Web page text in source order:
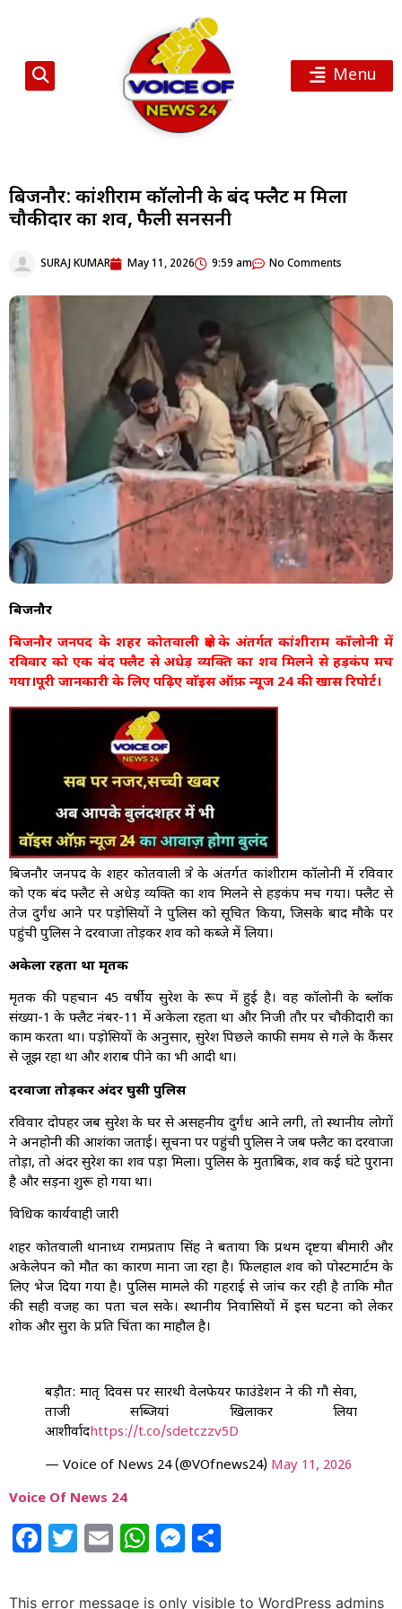
Menu
बिजनौर: कांशीराम कॉलोनी के बंद फ्लैट में मिला
चौकीदार का शव, फैली सनसनी
SURAJ KUMAR May 11, 2026 9:59 am No Comments
बिजनौर
बिजनौर जनपद के शहर कोतवाली क्षेत्र के अंतर्गत कांशीराम कॉलोनी में
रविवार को एक बंद फ्लैट से अधेड़ व्यक्ति का शव मिलने से हड़कंप मच
गया।पूरी जानकारी के लिए पढ़िए वाॅइस ऑफ़ न्यूज 24 की खास रिपोर्ट।
बिजनौर जनपद के शहर कोतवाली क्षेत्र के अंतर्गत कांशीराम कॉलोनी में रविवार
को एक बंद फ्लैट से अधेड़ व्यक्ति का शव मिलने से हड़कंप मच गया। फ्लैट से
तेज दुर्गंध आने पर पड़ोसियों ने पुलिस को सूचित किया, जिसके बाद मौके पर
पहुंची पुलिस ने दरवाजा तोड़कर शव को कब्जे में लिया।
अकेला रहता था मृतक
मृतक की पहचान 45 वर्षीय सुरेश के रूप में हुई है। वह कॉलोनी के ब्लॉक
संख्या-1 के फ्लैट नंबर-11 में अकेला रहता था और निजी तौर पर चौकीदारी का
काम करता था। पड़ोसियों के अनुसार, सुरेश पिछले काफी समय से गले के कैंसर
से जूझ रहा था और शराब पीने का भी आदी था।
दरवाजा तोड़कर अंदर घुसी पुलिस
रविवार दोपहर जब सुरेश के घर से असहनीय दुर्गंध आने लगी, तो स्थानीय लोगों
ने अनहोनी की आशंका जताई। सूचना पर पहुंची पुलिस ने जब फ्लैट का दरवाजा
तोड़ा, तो अंदर सुरेश का शव पड़ा मिला। पुलिस के मुताबिक, शव कई घंटे पुराना
है और सड़ना शुरू हो गया था।
विधिक कार्यवाही जारी
शहर कोतवाली थानाध्यक्ष रामप्रताप सिंह ने बताया कि प्रथम दृष्टया बीमारी और
अकेलेपन को मौत का कारण माना जा रहा है। फिलहाल शव को पोस्टमार्टम के
लिए भेज दिया गया है। पुलिस मामले की गहराई से जांच कर रही है ताकि मौत
की सही वजह का पता चल सके। स्थानीय निवासियों में इस घटना को लेकर
शोक और सुरक्षा के प्रति चिंता का माहौल है।
बड़ौत: मातृ दिवस पर सारथी वेलफेयर फाउंडेशन ने की गौ सेवा,
ताजी सब्जियां खिलाकर लिया
आशीर्वादhttps://t.co/sdetczzv5D
— Voice of News 24 (@VOfnews24) May 11, 2026
Voice Of News 24
Facebook
Twitter
EmailWhatsApp
Messenger
This error message is only visible to WordPress admins